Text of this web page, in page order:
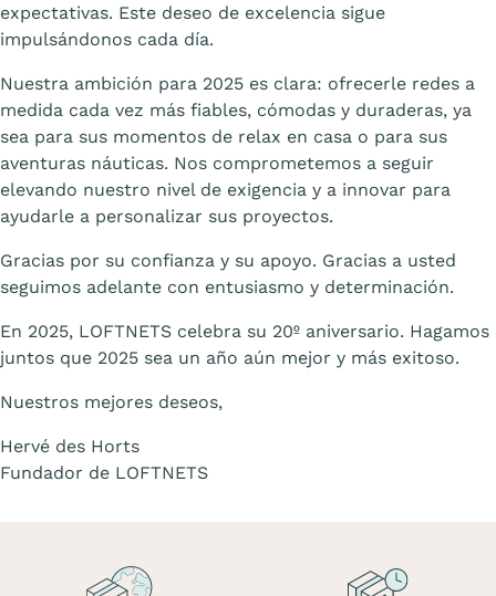
expectativas. Este deseo de excelencia sigue
impulsándonos cada día.
Nuestra ambición para 2025 es clara: ofrecerle redes a
medida cada vez más fiables, cómodas y duraderas, ya
sea para sus momentos de relax en casa o para sus
aventuras náuticas. Nos comprometemos a seguir
elevando nuestro nivel de exigencia y a innovar para
ayudarle a personalizar sus proyectos.
Gracias por su confianza y su apoyo. Gracias a usted
seguimos adelante con entusiasmo y determinación.
En 2025, LOFTNETS celebra su 20º aniversario. Hagamos
juntos que 2025 sea un año aún mejor y más exitoso.
Nuestros mejores deseos,
Hervé des Horts
Fundador de LOFTNETS